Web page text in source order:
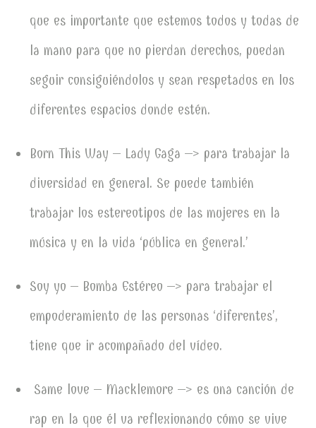
que es importante que estemos todos y todas de
la mano para que no pierdan derechos, puedan
seguir consiguiéndolos y sean respetados en los
diferentes espacios donde estén.
Born This Way – Lady Gaga –> para trabajar la
diversidad en general. Se puede también
trabajar los estereotipos de las mujeres en la
música y en la vida ‘pública en general.’
Soy yo – Bomba Estéreo –> para trabajar el
empoderamiento de las personas ‘diferentes’,
tiene que ir acompañado del vídeo.
Same love – Macklemore –> es una canción de
rap en la que él va reflexionando cómo se vive